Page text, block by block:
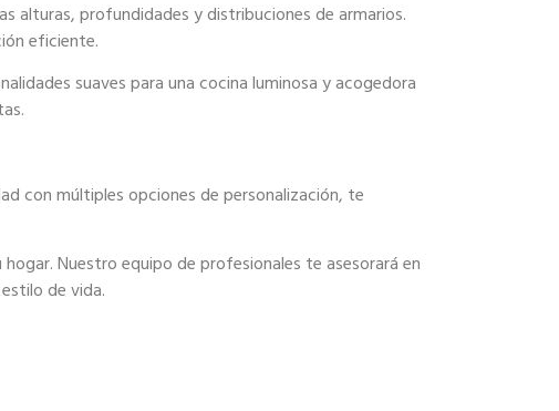
alturas, profundidades y distribuciones de armarios.
eficiente.
suaves para una cocina luminosa y acogedora
con múltiples opciones de personalización, te
Nuestro equipo de profesionales te asesorará en
de vida.